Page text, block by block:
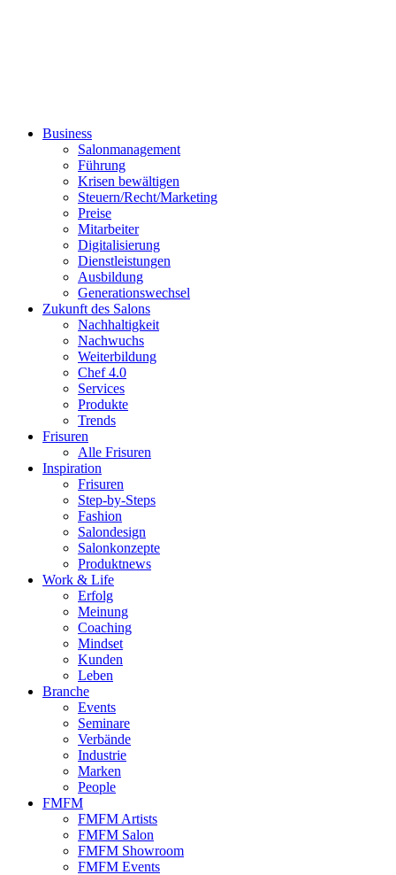
Business
Salonmanagement
Führung
Krisen bewältigen
Steuern/Recht/Marketing
Preise
Mitarbeiter
Digitalisierung
Dienstleistungen
Ausbildung
Generationswechsel
Zukunft des Salons
Nachhaltigkeit
Nachwuchs
Weiterbildung
Chef 4.0
Services
Produkte
Trends
Frisuren
Alle Frisuren
Inspiration
Frisuren
Step-by-Steps
Fashion
Salondesign
Salonkonzepte
Produktnews
Work & Life
Erfolg
Meinung
Coaching
Mindset
Kunden
Leben
Branche
Events
Seminare
Verbände
Industrie
Marken
People
FMFM
FMFM Artists
FMFM Salon
FMFM Showroom
FMFM Events